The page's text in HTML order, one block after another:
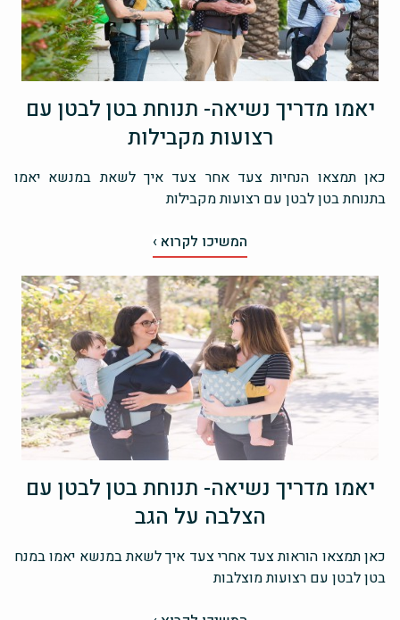
יאמו מדריך נשיאה- תנוחת בטן לבטן עם
רצועות מקבילות
כאן תמצאו הנחיות צעד אחר צעד איך לשאת במנשא יאמו
בתנוחת בטן לבטן עם רצועות מקבילות
המשיכו לקרוא ›
יאמו מדריך נשיאה- תנוחת בטן לבטן עם
הצלבה על הגב
כאן תמצאו הוראות צעד אחרי צעד איך לשאת במנשא יאמו במנח
בטן לבטן עם רצועות מוצלבות